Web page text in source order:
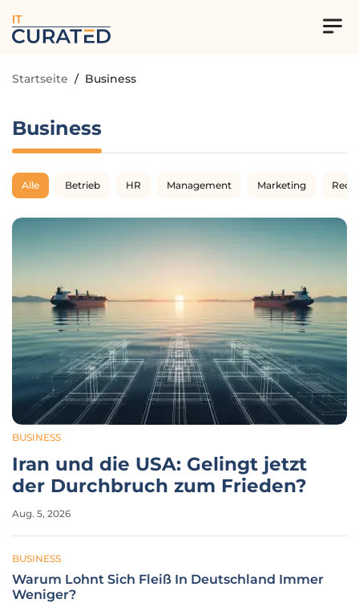
IT
Startseite / Business
Business
Alle Betrieb HR Management Marketing
BUSINESS
Iran und die USA: Gelingt jetzt
der Durchbruch zum Frieden?
Aug. 5, 2026
BUSINESS
Warum Lohnt Sich Fleiß In Deutschland Immer
Weniger?